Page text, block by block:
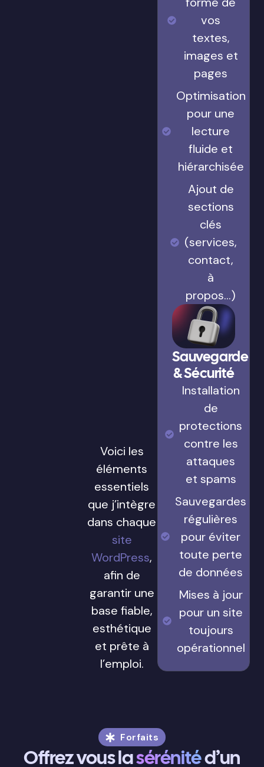
Voici les
éléments
essentiels
que j’intègre
dans chaque
site
WordPress,
afin de
garantir une
base fiable,
esthétique
et prête à
l’emploi.
vos
textes,
images et
pages
Optimisation
pour une
lecture
fluide et
hiérarchisée
Ajout de
sections
clés
(services,
contact,
à
propos…)
Sauvegarde
& Sécurité
Installation
de
protections
contre les
attaques
et spams
Sauvegardes
régulières
pour éviter
toute perte
de données
Mises à jour
pour un site
toujours
opérationnel
Forfaits
Offrez vous lasérénitéd’un